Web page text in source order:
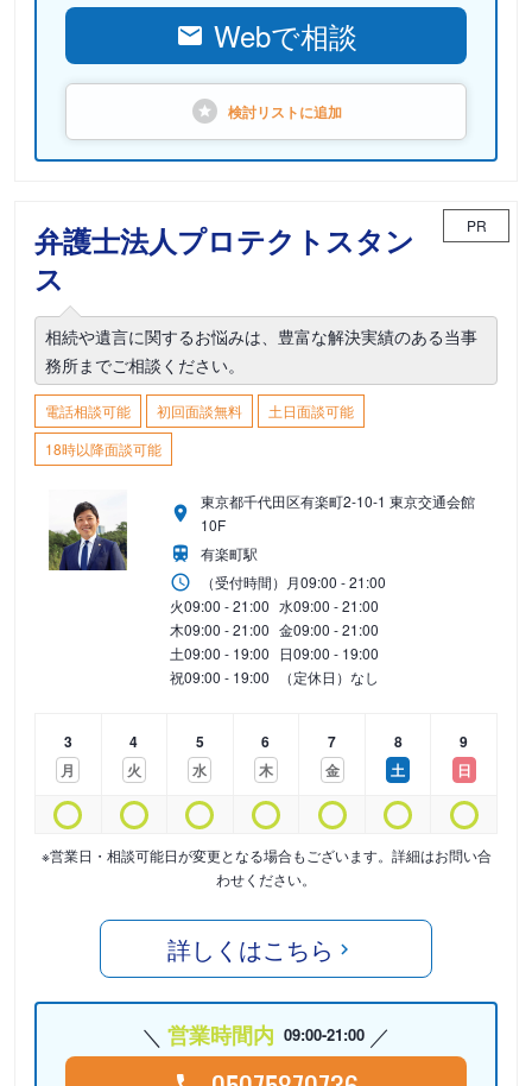
Webで相談
検討リストに追加
弁護士法人プロテクトスタン
ス
PR
相続や遺言に関するお悩みは、豊富な解決実績のある当事
務所までご相談ください。
電話相談可能 初回面談無料
土日面談可能
18時以降面談可能
東京都千代田区有楽町2-10-1 東京交通会館
10F
有楽町駅
（受付時間） 月09:00 - 21:00
火09:00 - 21:00 水09:00 - 21:00
木09:00 - 21:00 金09:00 - 21:00
土09:00 - 19:00 日09:00 - 19:00
祝09:00 - 19:00 （定休日）なし
3
月
4
火
5
水
6
木
7
金
8
土
9
日
※営業日・相談可能日が変更となる場合もございます。詳細はお問い合
わせください。
詳しくはこちら
営業時間内 09:00-21:00